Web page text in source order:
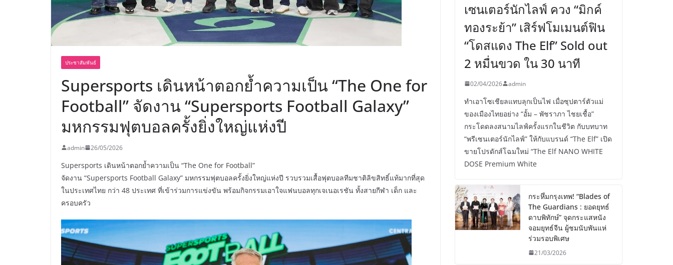
ประชาสัมพันธ์
Supersports เดินหน้าตอกย้ำความเป็น “The One for
Football” จัดงาน “Supersports Football Galaxy”
มหกรรมฟุตบอลครั้งยิ่งใหญ่แห่งปี
admin 26/05/2026
Supersports เดินหน้าตอกย้ำความเป็น “The One for Football”
จัดงาน “Supersports Football Galaxy” มหกรรมฟุตบอลครั้งยิ่งใหญ่แห่งปี รวบรวมเสื้อฟุตบอลทีมชาติลิขสิทธิ์แท้มากที่สุด
ในประเทศไทย กว่า 48 ประเทศ ที่เข้าร่วมการแข่งขัน พร้อมกิจกรรมเอาใจแฟนบอลทุกเจเนอเรชัน ทั้งสายกีฬา เด็ก และ
ครอบครัว
เซนเตอร์นักไลฟ์ ควง “มิกค์
ทองระย้า” เสิร์ฟโมเมนต์ฟิน
“โดสแดง The Elf” Sold out
2 หมื่นขวด ใน 30 นาที
02/04/2026 admin
ทำเอาโซเชียลแทบลุกเป็นไฟ เมื่อซุปตาร์ตัวแม่
ของเมืองไทยอย่าง “อั้ม – พัชราภา ไชยเชื้อ”
กระโดดลงสนามไลฟ์ครั้งแรกในชีวิต กับบทบาท
“พรีเซนเตอร์นักไลฟ์” ให้กับแบรนด์ “The Elf” เปิด
ขายโปรดักส์โฉมใหม่ “The Elf NANO WHITE
DOSE Premium White
กระหึ่มกรุงเทพ! “Blades of
The Guardians : ยอดยุทธ์
ดาบพิทักษ์” จุดกระแสหนัง
จอมยุทธ์จีน ผู้ชมนับพันแห่
ร่วมรอบพิเศษ
21/03/2026